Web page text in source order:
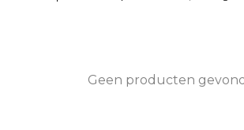
Geen producten